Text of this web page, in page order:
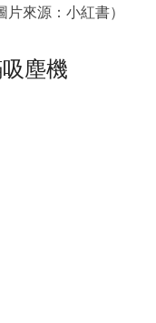
來源：小紅書）
塵機